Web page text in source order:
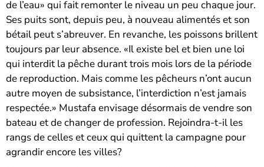
de l’eau» qui fait remonter le niveau un peu chaque jour.
Ses puits sont, depuis peu, à nouveau alimentés et son
bétail peut s’abreuver. En revanche, les poissons brillent
toujours par leur absence. «Il existe bel et bien une loi
qui interdit la pêche durant trois mois lors de la période
de reproduction. Mais comme les pêcheurs n’ont aucun
autre moyen de subsistance, l’interdiction n’est jamais
respectée.» Mustafa envisage désormais de vendre son
bateau et de changer de profession. Rejoindra-t-il les
rangs de celles et ceux qui quittent la campagne pour
agrandir encore les villes?